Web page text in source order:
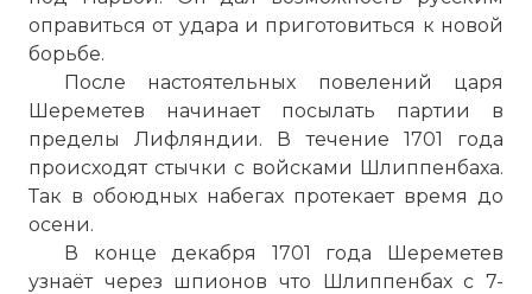
оправиться от удара и приготовиться к новой
борьбе.
После настоятельных повелений царя
Шереметев начинает посылать партии в
пределы Лифляндии. В течение 1701 года
происходят стычки с войсками Шлиппенбаха.
Так в обоюдных набегах протекает время до
осени.
В конце декабря 1701 года Шереметев
узнаёт через шпионов что Шлиппенбах с 7-